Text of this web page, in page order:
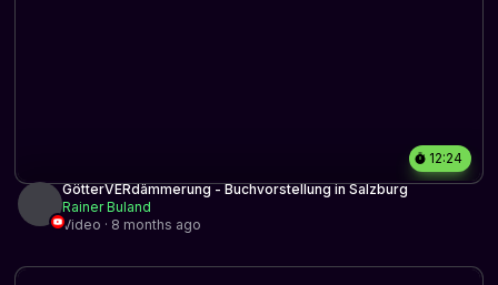
12:24
GötterVERdämmerung - Buchvorstellung in Salzburg
Rainer Buland
Video · 8 months ago